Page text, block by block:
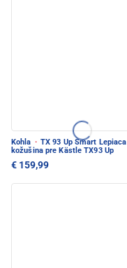
Kohla · TX 93 Up Smart Lepiaca
kožušina pre Kästle TX93 Up
€ 159,99